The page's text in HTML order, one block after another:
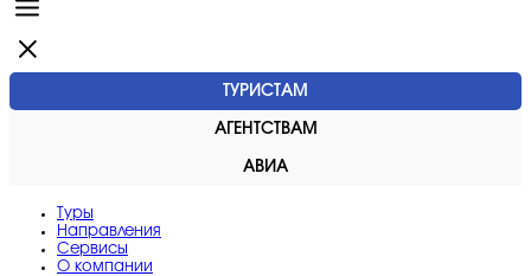
ТУРИСТАМ
АГЕНТСТВАМ
АВИА
Туры
Направления
Сервисы
O компании